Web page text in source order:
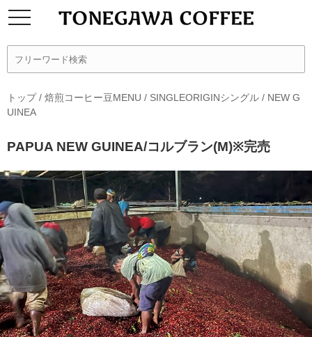
トップ/ 焙煎コーヒー豆MENU / SINGLEORIGINシングル / NEW G
UINEA
PAPUA NEW GUINEA/コルブラン(M)※完売